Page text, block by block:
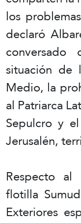
los
declaró
situación de
Medio, la
al Patriarca
Sepulcro y
Jerusalén,
Respecto
flotilla
Exteriores